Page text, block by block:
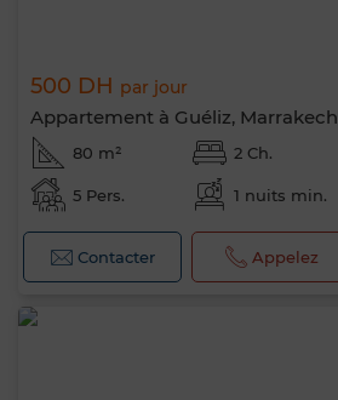
500 DH par jour
Appartement à Guéliz, Marrakech
80 m² 2 Ch.
5 Pers. 1 nuits min.
Contacter Appelez